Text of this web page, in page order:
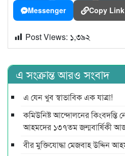
Messenger Copy Link
Post Views: ১,৩৯২
এ সংক্রান্ত আরও সংবাদ
এ যেন খুব স্বাভাবিক এক যাত্রা!
কমিউনিষ্ট আন্দোলনের
আহমদের ১৩৭তম জন্মবার্ষিকী
বীর মুক্তিযোদ্ধা মেজবাহ উদ্দিন